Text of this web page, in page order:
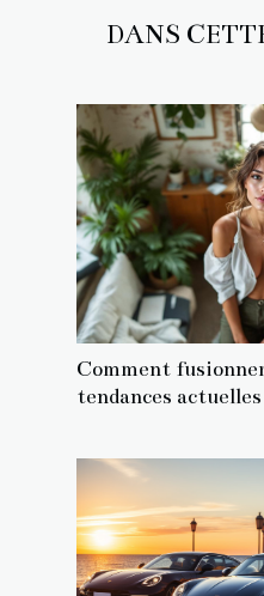
DANS
Comment
tendances actuelles